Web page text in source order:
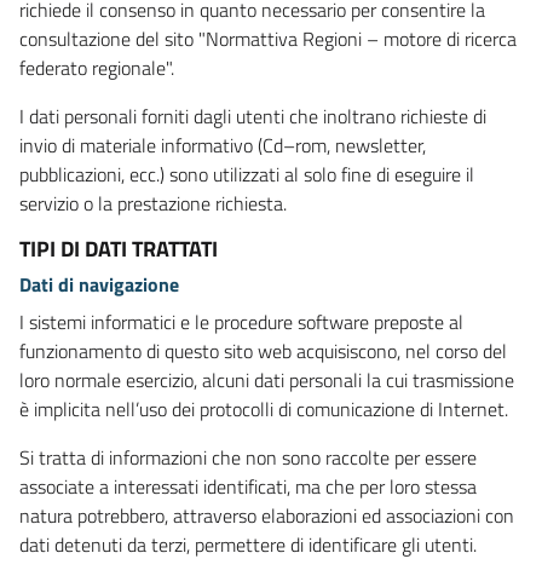
richiede il consenso in quanto necessario per consentire la
consultazione del sito "Normattiva Regioni – motore di ricerca
federato regionale".
I dati personali forniti dagli utenti che inoltrano richieste di
invio di materiale informativo (Cd–rom, newsletter,
pubblicazioni, ecc.) sono utilizzati al solo fine di eseguire il
servizio o la prestazione richiesta.
TIPI DI DATI TRATTATI
Dati di navigazione
I sistemi informatici e le procedure software preposte al
funzionamento di questo sito web acquisiscono, nel corso del
loro normale esercizio, alcuni dati personali la cui trasmissione
è implicita nell’uso dei protocolli di comunicazione di Internet.
Si tratta di informazioni che non sono raccolte per essere
associate a interessati identificati, ma che per loro stessa
natura potrebbero, attraverso elaborazioni ed associazioni con
dati detenuti da terzi, permettere di identificare gli utenti.